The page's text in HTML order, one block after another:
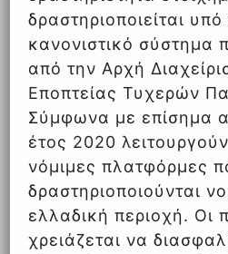
δραστηριοποιείται
κανονιστικό σύστημα
από την Αρχή
Εποπτείας Τυχερών
Σύμφωνα με επίσημα
έτος 2020
νόμιμες πλατφόρμες
δραστηριοποιούνται
ελλαδική περιοχή. Οι
χρειάζεται να